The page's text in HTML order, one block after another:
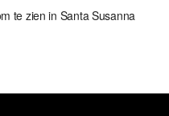
te zien in Santa Susanna